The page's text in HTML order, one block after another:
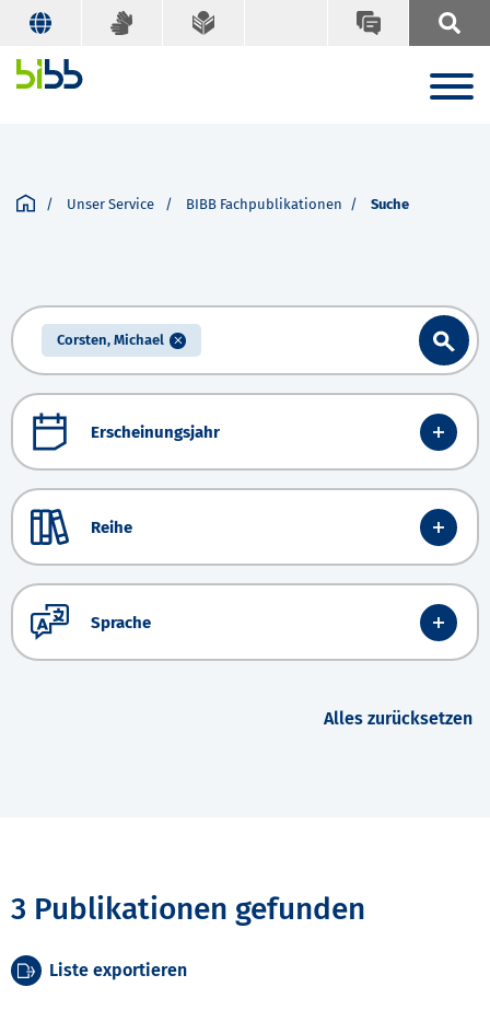
Unser Service BIBB Fachpublikationen Suche
Corsten, Michael
Erscheinungsjahr
Reihe
Sprache
Alles zurücksetzen
3 Publikationen gefunden
Liste exportieren